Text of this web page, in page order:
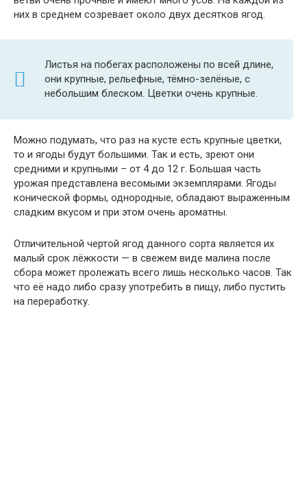
них в среднем созревает около двух десятков ягод.
Листья на побегах расположены по всей длине,
они крупные, рельефные, тёмно-зелёные, с
небольшим блеском. Цветки очень крупные.
Можно подумать, что раз на кусте есть крупные цветки,
то и ягоды будут большими. Так и есть, зреют они
средними и крупными – от 4 до 12 г. Большая часть
урожая представлена весомыми экземплярами. Ягоды
конической формы, однородные, обладают выраженным
сладким вкусом и при этом очень ароматны.
Отличительной чертой ягод данного сорта является их
малый срок лёжкости — в свежем виде малина после
сбора может пролежать всего лишь несколько часов. Так
что её надо либо сразу употребить в пищу, либо пустить
на переработку.